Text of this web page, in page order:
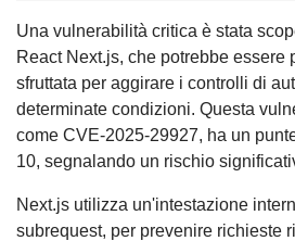
Una vulnerabilità critica è stata
React Next.js, che potrebbe essere
sfruttata per aggirare i controlli di
determinate condizioni. Questa
come CVE-2025-29927, ha un
10, segnalando un rischio
Next.js utilizza un'intestazione
subrequest, per prevenire richieste